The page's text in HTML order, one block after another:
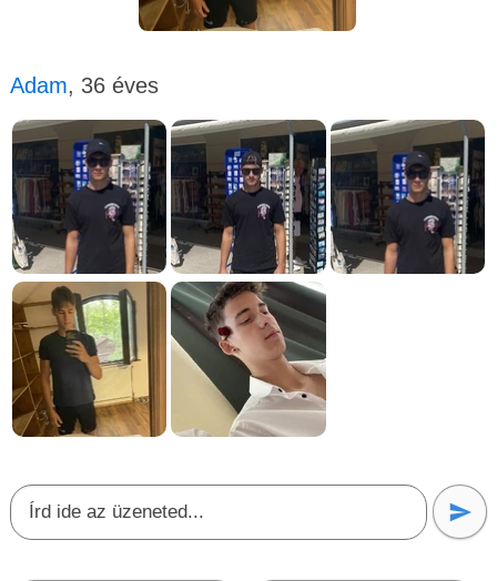
Adam, 36 éves